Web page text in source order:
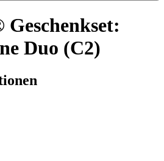
Geschenkset:
Duo (C2)